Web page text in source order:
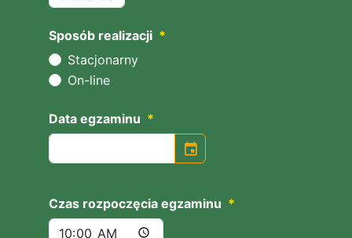
Sposób realizacji *
Stacjonarny
On-line
Data egzaminu *
event
Czas rozpoczęcia egzaminu *